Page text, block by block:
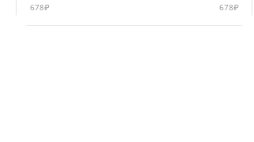
678₽ 678₽